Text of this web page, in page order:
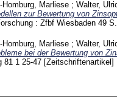
Homburg, Marliese ; Walter,
zur Bewertung von
: Zfbf Wiesbaden 49
Homburg, Marliese ; Walter,
bei der Bewertung von
81 1 25-47 [Zeitschriftenartikel]